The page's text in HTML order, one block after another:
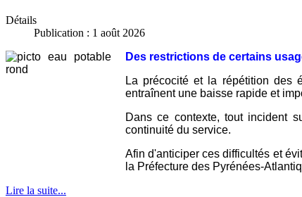
Détails
Publication : 1 août 2026
Des restrictions de certains
La précocité et la répétition des
entraînent une baisse rapide et
Dans ce contexte, tout incident
continuité du service.
Afin d'anticiper ces difficultés et
la Préfecture des Pyrénées-
Lire la suite...